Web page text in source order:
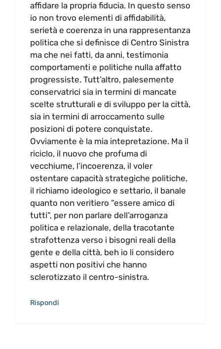
affidare la propria fiducia. In questo senso
io non trovo elementi di affidabilità,
serietà e coerenza in una rappresentanza
politica che si definisce di Centro Sinistra
ma che nei fatti, da anni, testimonia
comportamenti e politiche nulla affatto
progressiste. Tutt’altro, palesemente
conservatrici sia in termini di mancate
scelte strutturali e di sviluppo per la città,
sia in termini di arroccamento sulle
posizioni di potere conquistate.
Ovviamente è la mia intepretazione. Ma il
riciclo, il nuovo che profuma di
vecchiume, l’incoerenza, il voler
ostentare capacità strategiche politiche,
il richiamo ideologico e settario, il banale
quanto non veritiero “essere amico di
tutti”, per non parlare dell’arroganza
politica e relazionale, della tracotante
strafottenza verso i bisogni reali della
gente e della città, beh io li considero
aspetti non positivi che hanno
sclerotizzato il centro-sinistra.
Rispondi